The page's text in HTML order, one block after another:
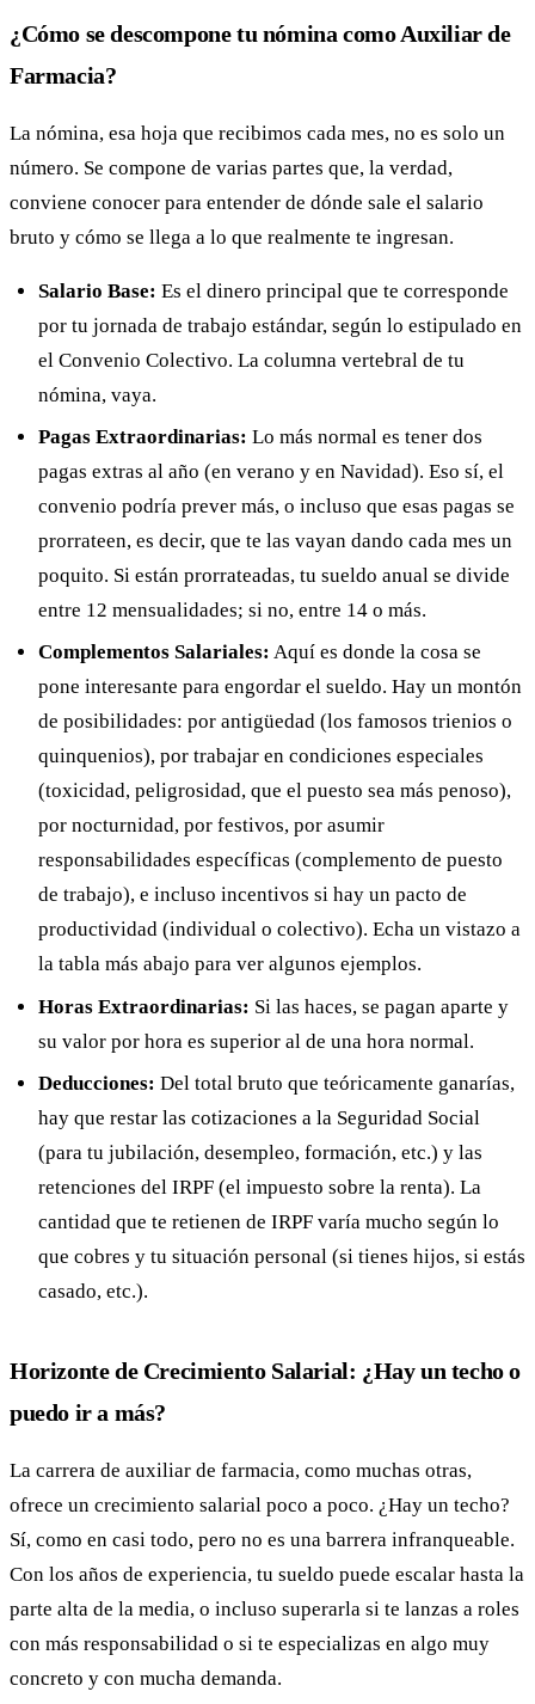
¿Cómo se descompone tu nómina como Auxiliar de
Farmacia?
La nómina, esa hoja que recibimos cada mes, no es solo un
número. Se compone de varias partes que, la verdad,
conviene conocer para entender de dónde sale el salario
bruto y cómo se llega a lo que realmente te ingresan.
Salario Base: Es el dinero principal que te corresponde
por tu jornada de trabajo estándar, según lo estipulado en
el Convenio Colectivo. La columna vertebral de tu
nómina, vaya.
Pagas Extraordinarias: Lo más normal es tener dos
pagas extras al año (en verano y en Navidad). Eso sí, el
convenio podría prever más, o incluso que esas pagas se
prorrateen, es decir, que te las vayan dando cada mes un
poquito. Si están prorrateadas, tu sueldo anual se divide
entre 12 mensualidades; si no, entre 14 o más.
Complementos Salariales: Aquí es donde la cosa se
pone interesante para engordar el sueldo. Hay un montón
de posibilidades: por antigüedad (los famosos trienios o
quinquenios), por trabajar en condiciones especiales
(toxicidad, peligrosidad, que el puesto sea más penoso),
por nocturnidad, por festivos, por asumir
responsabilidades específicas (complemento de puesto
de trabajo), e incluso incentivos si hay un pacto de
productividad (individual o colectivo). Echa un vistazo a
la tabla más abajo para ver algunos ejemplos.
Horas Extraordinarias: Si las haces, se pagan aparte y
su valor por hora es superior al de una hora normal.
Deducciones: Del total bruto que teóricamente ganarías,
hay que restar las cotizaciones a la Seguridad Social
(para tu jubilación, desempleo, formación, etc.) y las
retenciones del IRPF (el impuesto sobre la renta). La
cantidad que te retienen de IRPF varía mucho según lo
que cobres y tu situación personal (si tienes hijos, si estás
casado, etc.).
Horizonte de Crecimiento Salarial: ¿Hay un techo o
puedo ir a más?
La carrera de auxiliar de farmacia, como muchas otras,
ofrece un crecimiento salarial poco a poco. ¿Hay un techo?
Sí, como en casi todo, pero no es una barrera infranqueable.
Con los años de experiencia, tu sueldo puede escalar hasta la
parte alta de la media, o incluso superarla si te lanzas a roles
con más responsabilidad o si te especializas en algo muy
concreto y con mucha demanda.